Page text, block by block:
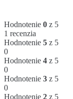
Hodnotenie 0 z 5
1 recenzia
Hodnotenie 5 z 5
0
Hodnotenie 4 z 5
0
Hodnotenie 3 z 5
0
Hodnotenie 2 z 5